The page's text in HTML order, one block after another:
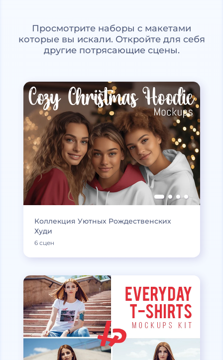
Просмотрите наборы с макетами
которые вы искали. Откройте для себя
другие потрясающие сцены.
Коллекция Уютных Рождественских
Худи
6 сцен